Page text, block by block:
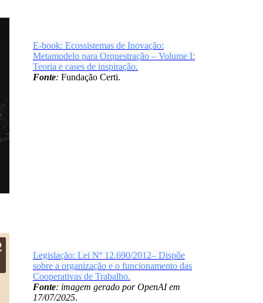
E-book: Ecossistemas de Inovação:
Metamodelo para Orquestração – Volume I:
Teoria e cases de inspiração.
Fonte: Fundação Certi.
Legislação: Lei Nº 12.690/2012– Dispõe
sobre a organização e o funcionamento das
Cooperativas de Trabalho.
Fonte: imagem gerado por OpenAI em
17/07/2025.